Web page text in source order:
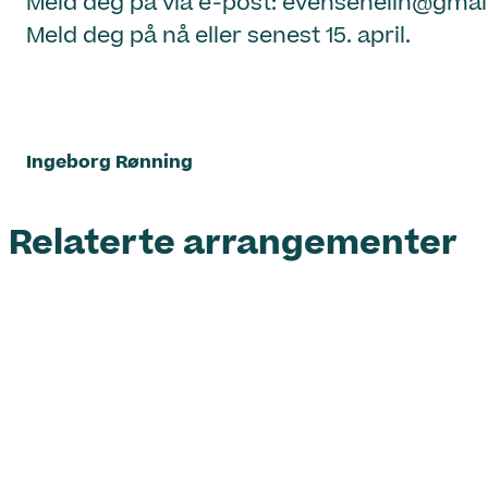
Meld deg på nå eller senest 15. april.
Ingeborg Rønning
Relaterte arrangementer